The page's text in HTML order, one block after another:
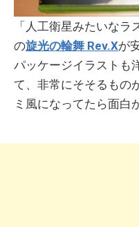
「人工衛星みたいな
の旋光の輪舞 Rev.Xが
パッケージイラストも
て、非常にそそるもの
ミ風になってたら面白